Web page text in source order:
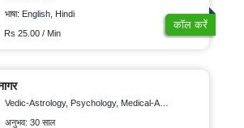
भाषा: English, Hindi
Rs 25.00 / Min
कॉल करें
Vedic-Astrology, Psychology, Medical-Astrology
अनुभव: 30 साल